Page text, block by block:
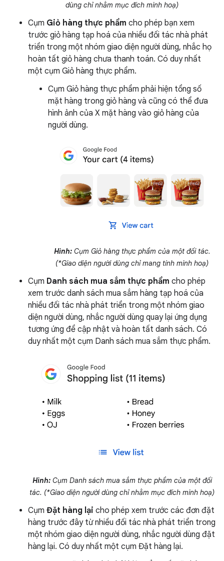
dùng chỉ nhằm mục đích minh hoạ)
Cụm Giỏ hàng thực phẩm cho phép bạn xem
trước giỏ hàng tạp hoá của nhiều đối tác nhà phát
triển trong một nhóm giao diện người dùng, nhắc họ
hoàn tất giỏ hàng chưa thanh toán. Có duy nhất
một cụm Giỏ hàng thực phẩm.
Cụm Giỏ hàng thực phẩm phải hiện tổng số
mặt hàng trong giỏ hàng và cũng có thể đưa
hình ảnh của X mặt hàng vào giỏ hàng của
người dùng.
Hình:Cụm Giỏ hàng thực phẩm của một đối tác.
(*Giao diện người dùng chỉ mang tính minh hoạ)
Cụm Danh sách mua sắm thực phẩm cho phép
xem trước danh sách mua sắm hàng tạp hoá của
nhiều đối tác nhà phát triển trong một nhóm giao
diện người dùng, nhắc người dùng quay lại ứng dụng
tương ứng để cập nhật và hoàn tất danh sách. Có
duy nhất một cụm Danh sách mua sắm thực phẩm.
Hình:Cụm Danh sách mua sắm thực phẩm của một đối
tác. (*Giao diện người dùng chỉ nhằm mục đích minh hoạ)
Cụm Đặt hàng lại cho phép xem trước các đơn đặt
hàng trước đây từ nhiều đối tác nhà phát triển trong
một nhóm giao diện người dùng, nhắc người dùng đặt
hàng lại. Có duy nhất một cụm Đặt hàng lại.